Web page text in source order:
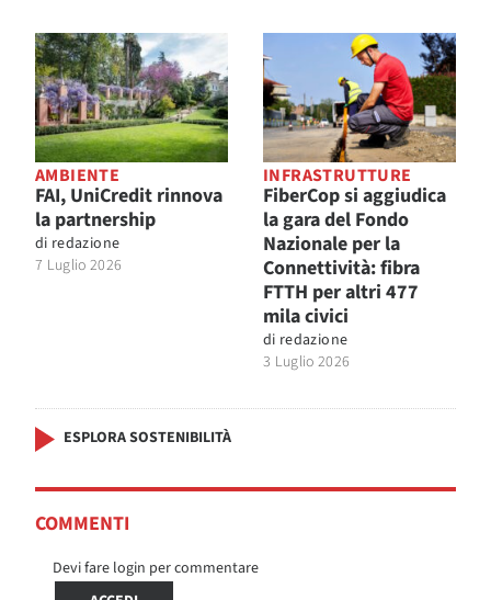
AMBIENTE
FAI, UniCredit rinnova
la partnership
di redazione
7 Luglio 2026
INFRASTRUTTURE
FiberCop si aggiudica
la gara del Fondo
Nazionale per la
Connettività: fibra
FTTH per altri 477
mila civici
di redazione
3 Luglio 2026
ESPLORA SOSTENIBILITÀ
COMMENTI
Devi fare login per commentare